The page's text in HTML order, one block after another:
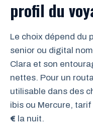
profil du
Le choix dépend du
senior ou digital
Clara et son
nettes. Pour un
utilisable dans des
ibis ou Mercure,
€ la nuit.